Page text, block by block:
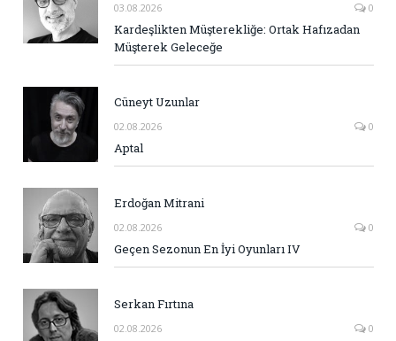
03.08.2026 0
Kardeşlikten Müşterekliğe: Ortak Hafızadan
Müşterek Geleceğe
Cüneyt Uzunlar
02.08.2026 0
Aptal
Erdoğan Mitrani
02.08.2026 0
Geçen Sezonun En İyi Oyunları IV
Serkan Fırtına
02.08.2026 0